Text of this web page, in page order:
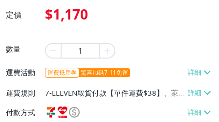
定價 $1,170
數量
運費活動 運費抵用券 驚喜加碼7-11免運
運費規則
7-ELEVEN取貨付款【單件運費$38】、萊爾
富取貨付款【單件運費$60】、宅配/貨運
【單件運費$130】
付款方式